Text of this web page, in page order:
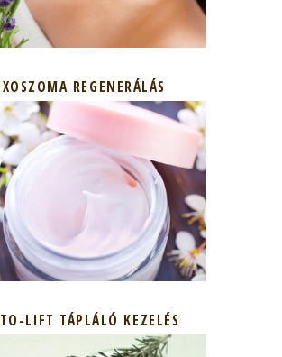
REGENERÁLÁS
LIFT TÁPLÁLÓ KEZELÉS